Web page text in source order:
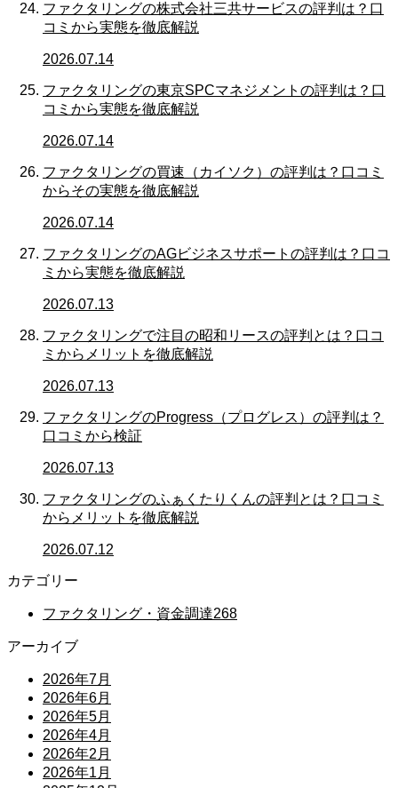
ファクタリングの株式会社三共サービスの評判は？口
コミから実態を徹底解説
2026.07.14
ファクタリングの東京SPCマネジメントの評判は？口
コミから実態を徹底解説
2026.07.14
ファクタリングの買速（カイソク）の評判は？口コミ
からその実態を徹底解説
2026.07.14
ファクタリングのAGビジネスサポートの評判は？口コ
ミから実態を徹底解説
2026.07.13
ファクタリングで注目の昭和リースの評判とは？口コ
ミからメリットを徹底解説
2026.07.13
ファクタリングのProgress（プログレス）の評判は？
口コミから検証
2026.07.13
ファクタリングのふぁくたりくんの評判とは？口コミ
からメリットを徹底解説
2026.07.12
カテゴリー
ファクタリング・資金調達268
アーカイブ
2026年7月
2026年6月
2026年5月
2026年4月
2026年2月
2026年1月